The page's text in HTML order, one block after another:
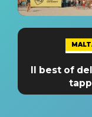
Il best of